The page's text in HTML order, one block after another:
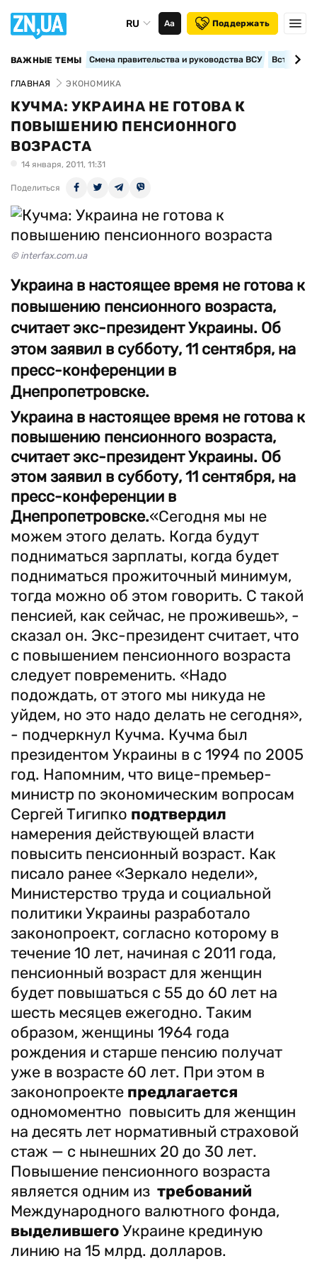
RU Аа Поддержать
ВАЖНЫЕ ТЕМЫ Смена правительства и руководства ВСУ
ГЛАВНАЯ ЭКОНОМИКА
КУЧМА: УКРАИНА НЕ ГОТОВА К
ПОВЫШЕНИЮ ПЕНСИОННОГО
ВОЗРАСТА
14 января, 2011, 11:31
Поделиться
© interfax.com.ua
Украина в настоящее время не готова к
повышению пенсионного возраста,
считает экс-президент Украины. Об
этом заявил в субботу, 11 сентября, на
пресс-конференции в
Днепропетровске.
Украина в настоящее время не готова к
повышению пенсионного возраста,
считает экс-президент Украины. Об
этом заявил в субботу, 11 сентября, на
пресс-конференции в
Днепропетровске.«Сегодня мы не
можем этого делать. Когда будут
подниматься зарплаты, когда будет
подниматься прожиточный минимум,
тогда можно об этом говорить. С такой
пенсией, как сейчас, не проживешь», -
сказал он. Экс-президент считает, что
с повышением пенсионного возраста
следует повременить. «Надо
подождать, от этого мы никуда не
уйдем, но это надо делать не сегодня»,
- подчеркнул Кучма. Кучма был
президентом Украины в с 1994 по 2005
год. Напомним, что вице-премьер-
министр по экономическим вопросам
Сергей Тигипко подтвердил
намерения действующей власти
повысить пенсионный возраст. Как
писало ранее «Зеркало недели»,
Министерство труда и социальной
политики Украины разработало
законопроект, согласно которому в
течение 10 лет, начиная с 2011 года,
пенсионный возраст для женщин
будет повышаться с 55 до 60 лет на
шесть месяцев ежегодно. Таким
образом, женщины 1964 года
рождения и старше пенсию получат
уже в возрасте 60 лет. При этом в
законопроекте предлагается
одномоментно повысить для женщин
на десять лет нормативный страховой
стаж — с нынешних 20 до 30 лет.
Повышение пенсионного возраста
является одним из требований
Международного валютного фонда,
выделившегоУкраине крединую
линию на 15 млрд. долларов.